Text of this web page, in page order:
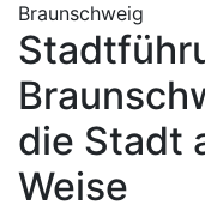
Braunschweig
die Stadt
Weise